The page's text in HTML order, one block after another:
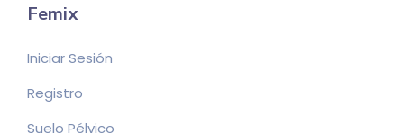
Femix
Iniciar Sesión
Registro
Suelo Pélvico